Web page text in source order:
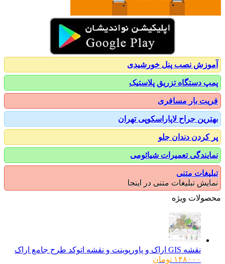
نصب پنل خورشیدی
دستگاه تزریق پلاستیک
بار مسافری
جراح لاپاراسکوپی تهران
دندان جلو
تعمیرات شیائومی
متنی
تبلیغات متنی در اینجا
ویژه
نقشه GIS اراک و پاورپوینت و نقشه اتوکد طرح جامع اراک
۱۴۸۰۰۰ تومان